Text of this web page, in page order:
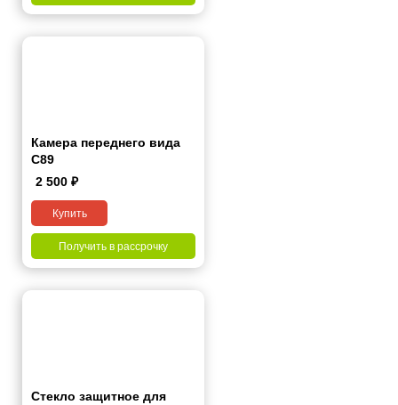
Камера переднего вида
С89
2 500 ₽
Купить
Получить в рассрочку
Стекло защитное для